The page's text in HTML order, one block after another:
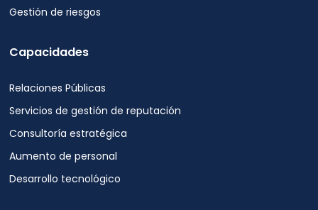
Gestión de riesgos
Capacidades
Relaciones Públicas
Servicios de gestión de reputación
Consultoría estratégica
Aumento de personal
Desarrollo tecnológico